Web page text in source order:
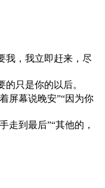
我，我立即赶来，尽
只是你的以后。
屏幕说晚安”“因为你
走到最后”“其他的，